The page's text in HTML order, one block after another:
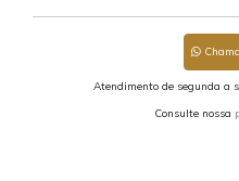
Atendimento de segunda a
Consulte nossa